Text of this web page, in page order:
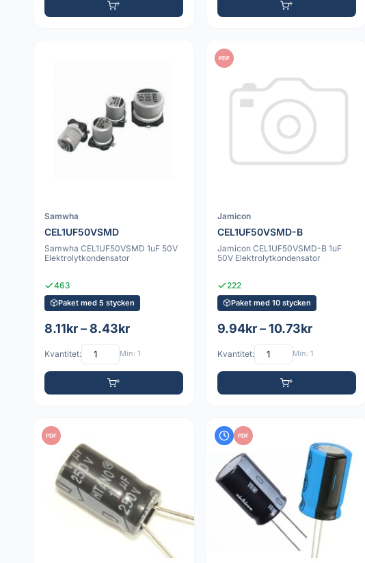
Samwha
CEL1UF50VSMD
Samwha CEL1UF50VSMD 1uF 50V
Elektrolytkondensator
463
Paket med 5 stycken
8.11kr – 8.43kr
Kvantitet: Min: 1
PDF
Jamicon
CEL1UF50VSMD-B
Jamicon CEL1UF50VSMD-B 1uF
50V Elektrolytkondensator
222
Paket med 10 stycken
9.94kr – 10.73kr
Kvantitet: Min: 1
PDF PDF